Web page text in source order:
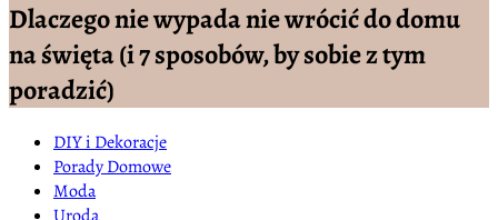
Dlaczego nie wypada nie wrócić do domu
na święta (i 7 sposobów, by sobie z tym
poradzić)
DIY i Dekoracje
Porady Domowe
Moda